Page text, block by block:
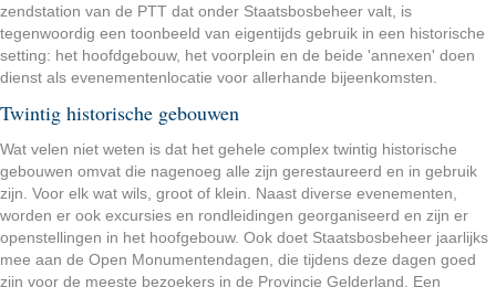
zendstation van de PTT dat onder Staatsbosbeheer valt, is
tegenwoordig een toonbeeld van eigentijds gebruik in een historische
setting: het hoofdgebouw, het voorplein en de beide 'annexen' doen
dienst als evenementenlocatie voor allerhande bijeenkomsten.
Twintig historische gebouwen
Wat velen niet weten is dat het gehele complex twintig historische
gebouwen omvat die nagenoeg alle zijn gerestaureerd en in gebruik
zijn. Voor elk wat wils, groot of klein. Naast diverse evenementen,
worden er ook excursies en rondleidingen georganiseerd en zijn er
openstellingen in het hoofgebouw. Ook doet Staatsbosbeheer jaarlijks
mee aan de Open Monumentendagen, die tijdens deze dagen goed
zijn voor de meeste bezoekers in de Provincie Gelderland. Een